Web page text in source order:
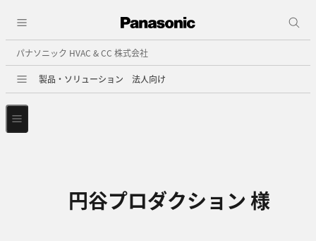
パナソニック HVAC & CC 株式会社
製品・ソリューション 法人向け
円谷プロダクション 様